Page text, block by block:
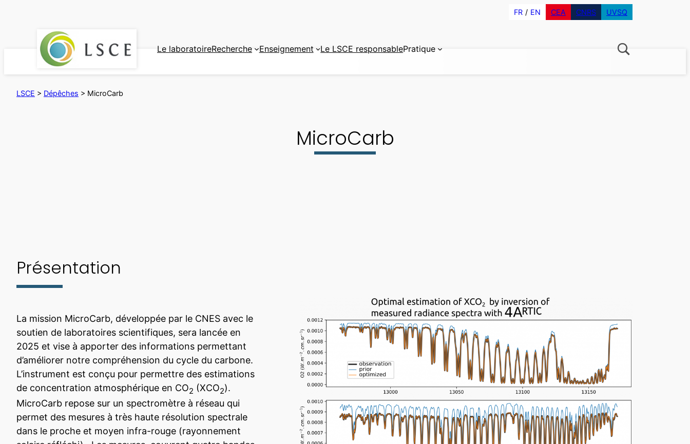
FR EN CEA CNRS UVSQ
Le laboratoireRecherche Enseignement Le LSCE responsablePratique
LSCE > Dépêches > MicroCarb
MicroCarb
Présentation
La mission MicroCarb, développée par le CNES avec le
soutien de laboratoires scientifiques, sera lancée en
2025 et vise à apporter des informations permettant
d’améliorer notre compréhension du cycle du carbone.
L’instrument est conçu pour permettre des estimations
de concentration atmosphérique en CO2 (XCO2).
MicroCarb repose sur un spectromètre à réseau qui
permet des mesures à très haute résolution spectrale
dans le proche et moyen infra-rouge (rayonnement